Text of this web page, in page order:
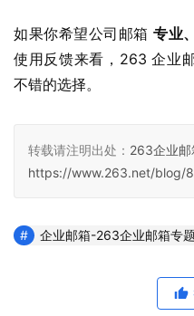
如果你希望公司邮箱 专业
使用反馈来看，263 企业
不错的选择。
转载请注明出处： 263企业邮
https://www.263.net/blog/
企业邮箱-263企业邮箱专题